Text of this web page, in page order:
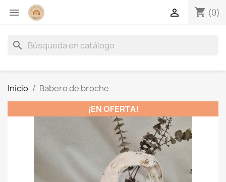
 shopping_cart (0)

search
Inicio
Babero de broche
¡EN OFERTA!